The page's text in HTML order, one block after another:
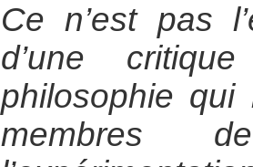
Ce n’est pas
d’une
philosophie qui
membres